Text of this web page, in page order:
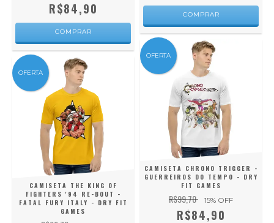
R$84,90
COMPRAR
COMPRAR
OFERTA
CAMISETA THE KING OF
FIGHTERS '94 RE-BOUT -
FATAL FURY ITALY - DRY FIT
GAMES
OFERTA
CAMISETA CHRONO TRIGGER -
GUERREIROS DO TEMPO - DRY
FIT GAMES
R$99,70 15% OFF
R$84,90